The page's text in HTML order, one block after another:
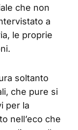
che non
a
le proprie
soltanto
che pure si
per la
nell’eco che